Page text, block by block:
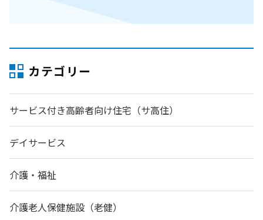
カテゴリー
サービス付き高齢者向け住宅（サ高住）
デイサービス
介護・福祉
介護老人保健施設（老健）